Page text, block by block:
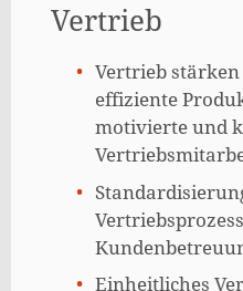
Vertrieb
Vertrieb
effiziente
motivierte und
Einheitliches